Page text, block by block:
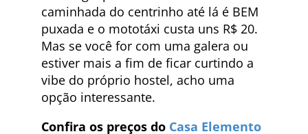
caminhada do centrinho até lá é BEM
puxada e o mototáxi custa uns R$ 20.
Mas se você for com uma galera ou
estiver mais a fim de ficar curtindo a
vibe do próprio hostel, acho uma
opção interessante.
Confira os preços do Casa Elemento